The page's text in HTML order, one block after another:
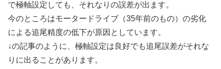
で極軸設定しても、それなりの誤差が出ます。
今のところはモータードライブ（35年前のもの）の劣化
による追尾精度の低下が原因としています。
↓の記事のように、極軸設定は良好でも追尾誤差がそれな
りに出ることがあります。